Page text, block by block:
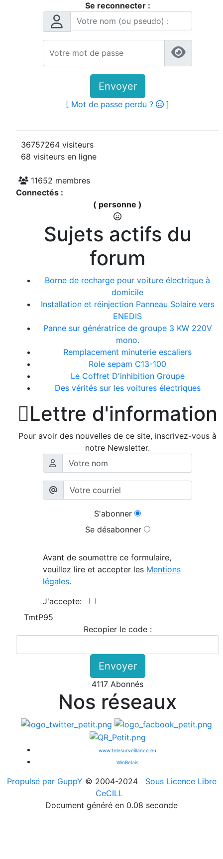
Se reconnecter :
Envoyer
[ Mot de passe perdu ? ]
36757264 visiteurs
68 visiteurs en ligne
11652 membres
Connectés :
( personne )
Sujets actifs du
forum
Borne de recharge pour voiture électrique à
domicile
Installation et réinjection Panneau Solaire vers
ENEDIS
Panne sur génératrice de groupe 3 KW 220V
mono.
Remplacement minuterie escaliers
Role sepam C13-100
Le Coffret D'inhibition Groupe
Des vérités sur les voitures électriques
Lettre d'information
Pour avoir des nouvelles de ce site, inscrivez-vous à
notre Newsletter.
S'abonner
Se désabonner
Avant de soumettre ce formulaire,
veuillez lire et accepter les Mentions
légales.
J'accepte:
TmtP95
Recopier le code :
Envoyer
4117 Abonnés
Nos réseaux
www.telesurveillance.eu
WinRelais
Propulsé par GuppY © 2004-2024
Sous Licence Libre
CeCILL
Document généré en 0.08 seconde